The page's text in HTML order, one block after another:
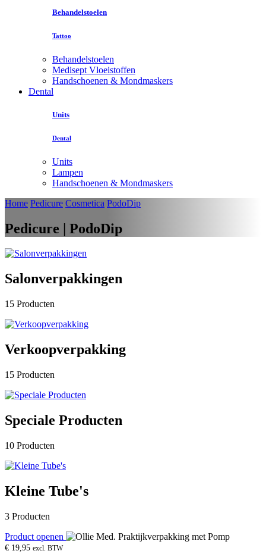
Behandelstoelen
Tattoo
Behandelstoelen
Medisept Vloeistoffen
Handschoenen & Mondmaskers
Dental
Units
Dental
Units
Lampen
Handschoenen & Mondmaskers
Home Pedicure Cosmetica PodoDip
Pedicure | PodoDip
Salonverpakkingen
15 Producten
Verkoopverpakking
15 Producten
Speciale Producten
10 Producten
Kleine Tube's
3 Producten
Product openen
€ 19,95 excl. BTW